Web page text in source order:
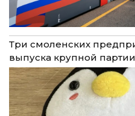
Три смоленских
выпуска крупной